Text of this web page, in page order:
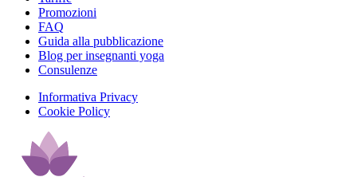
Promozioni
FAQ
Guida alla pubblicazione
Blog per insegnanti yoga
Consulenze
Informativa Privacy
Cookie Policy